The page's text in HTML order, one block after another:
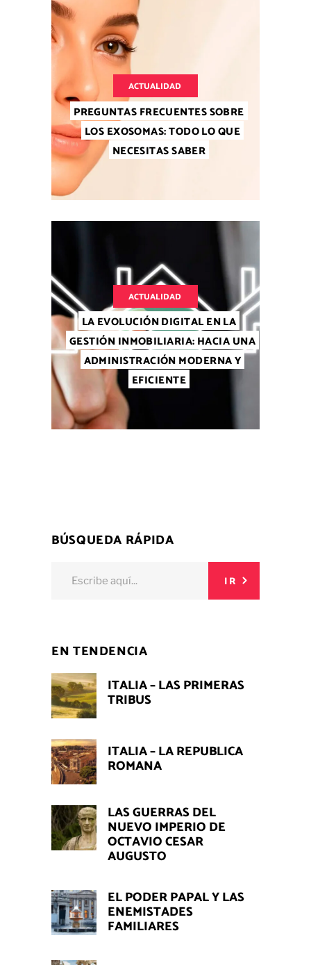
ACTUALIDAD
PREGUNTAS FRECUENTES SOBRE
LOS EXOSOMAS: TODO LO QUE
NECESITAS SABER
ACTUALIDAD
LA EVOLUCIÓN DIGITAL EN LA
GESTIÓN INMOBILIARIA: HACIA UNA
ADMINISTRACIÓN MODERNA Y
EFICIENTE
BÚSQUEDA RÁPIDA
IR
EN TENDENCIA
ITALIA – LAS PRIMERAS
TRIBUS
ITALIA – LA REPUBLICA
ROMANA
LAS GUERRAS DEL
NUEVO IMPERIO DE
OCTAVIO CESAR
AUGUSTO
EL PODER PAPAL Y LAS
ENEMISTADES
FAMILIARES